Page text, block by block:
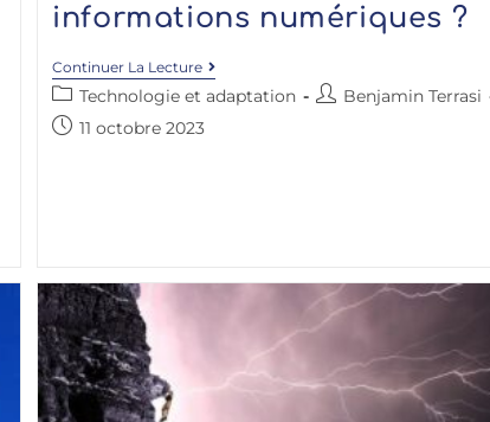
informations numériques ?
Continuer La Lecture
Technologie et adaptation
Benjamin Terrasi
11 octobre 2023